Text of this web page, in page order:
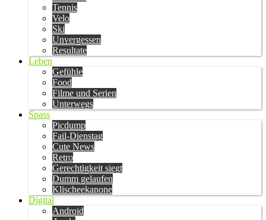
Tennis
Velo
Ski
Unvergessen
Resultate
Leben
Gefühle
Food
Filme und Serien
Unterwegs
Spass
Picdump
Fail-Dienstag
Cute News
Retro
Gerechtigkeit siegt
Dumm gelaufen
Klischeekanone
Digital
Android